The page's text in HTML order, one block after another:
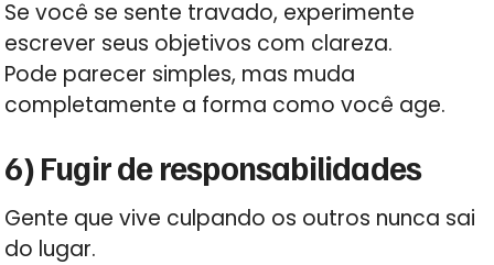
Se você se sente travado, experimente
escrever seus objetivos com clareza.
Pode parecer simples, mas muda
completamente a forma como você age.
6) Fugir de responsabilidades
Gente que vive culpando os outros nunca sai
do lugar.